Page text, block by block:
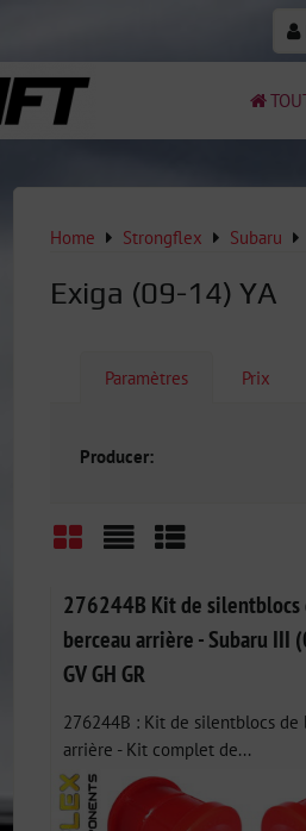
Home Strongflex Subaru
Exiga (09-14) YA
Paramètres Prix
Producer:
276244B Kit de silentblocs
berceau arrière - Subaru III
GV GH GR
276244B : Kit de silentblocs de
arrière - Kit complet de...